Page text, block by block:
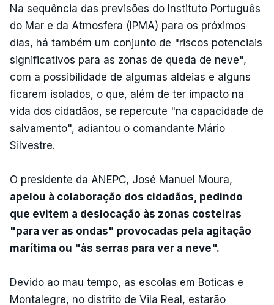
Na sequência das previsões do Instituto Português
do Mar e da Atmosfera (IPMA) para os próximos
dias, há também um conjunto de "riscos potenciais
significativos para as zonas de queda de neve",
com a possibilidade de algumas aldeias e alguns
ficarem isolados, o que, além de ter impacto na
vida dos cidadãos, se repercute "na capacidade de
salvamento", adiantou o comandante Mário
Silvestre.
O presidente da ANEPC, José Manuel Moura,
apelou à colaboração dos cidadãos, pedindo
que evitem a deslocação às zonas costeiras
"para ver as ondas" provocadas pela agitação
marítima ou "às serras para ver a neve".
Devido ao mau tempo, as escolas em Boticas e
Montalegre, no distrito de Vila Real, estarão